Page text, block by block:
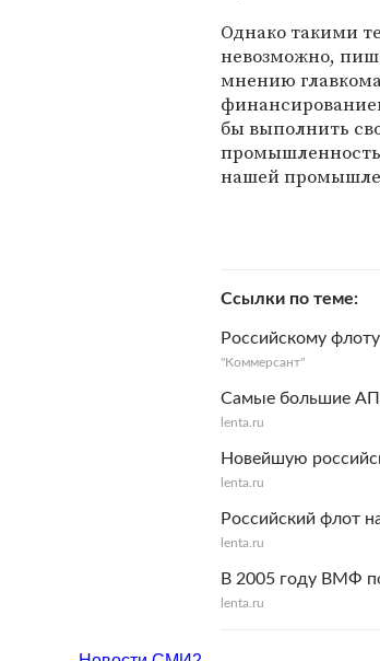
Однако такими
невозможно,
мнению
бы выполнить
нашей
Ссылки по теме
Российскому
"Коммерсант"
Самые большие
lenta.ru
Новейшую
lenta.ru
Российский флот
lenta.ru
В 2005 году ВМФ
lenta.ru